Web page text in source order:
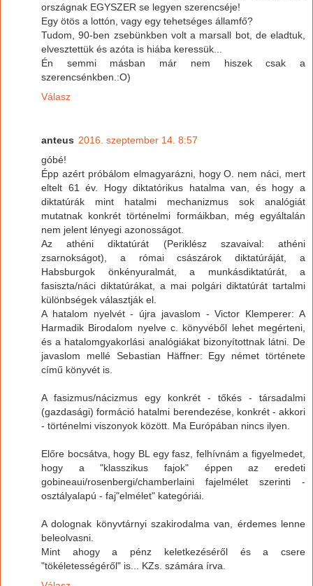
országnak EGYSZER se legyen szerencséje!
Egy ötös a lottón, vagy egy tehetséges államfő?
Tudom, 90-ben zsebünkben volt a marsall bot, de eladtuk,
elvesztettük és azóta is hiába keressük...
Én semmi másban már nem hiszek csak a
szerencsénkben.:O)
Válasz
anteus 2016. szeptember 14. 8:57
góbé!
Épp azért próbálom elmagyarázni, hogy O. nem náci, mert
eltelt 61 év. Hogy diktatórikus hatalma van, és hogy a
diktatúrák mint hatalmi mechanizmus sok analógiát
mutatnak konkrét történelmi formáikban, még egyáltalán
nem jelent lényegi azonosságot.
Az athéni diktatúrát (Periklész szavaival: athéni
zsarnokságot), a római császárok diktatúráját, a
Habsburgok önkényuralmát, a munkásdiktatúrát, a
fasiszta/náci diktatúrákat, a mai polgári diktatúrát tartalmi
különbségek választják el.
A hatalom nyelvét - újra javaslom - Victor Klemperer: A
Harmadik Birodalom nyelve c. könyvéből lehet megérteni,
és a hatalomgyakorlási analógiákat bizonyítottnak látni. De
javaslom mellé Sebastian Häffner: Egy német története
című könyvét is.
A fasizmus/nácizmus egy konkrét - tőkés - társadalmi
(gazdasági) formáció hatalmi berendezése, konkrét - akkori
- történelmi viszonyok között. Ma Európában nincs ilyen.
Előre bocsátva, hogy BL egy fasz, felhívnám a figyelmedet,
hogy a "klasszikus fajok" éppen az eredeti
gobineaui/rosenbergi/chamberlaini fajelmélet szerinti -
osztályalapú - faj"elmélet" kategóriái.
A dolognak könyvtárnyi szakirodalma van, érdemes lenne
beleolvasni.
Mint ahogy a pénz keletkezéséről és a csere
"tökéletességéről" is... KZs. számára írva.